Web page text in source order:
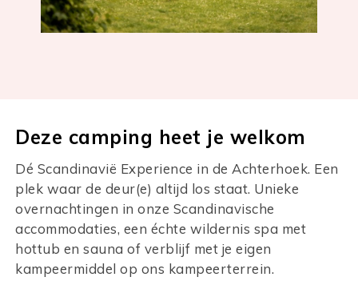
Deze camping heet je welkom
Dé Scandinavië Experience in de Achterhoek. Een
plek waar de deur(e) altijd los staat. Unieke
overnachtingen in onze Scandinavische
accommodaties, een échte wildernis spa met
hottub en sauna of verblijf met je eigen
kampeermiddel op ons kampeerterrein.